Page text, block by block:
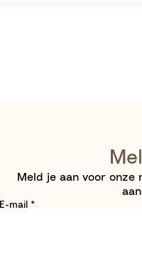
Meld je aan voor onze
E-mail *